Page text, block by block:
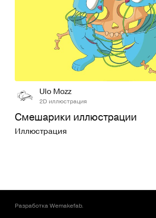
Ulo Mozz
2D иллюстрация
Смешарики иллюстрации
Иллюстрация
РазработкаWemakefab.